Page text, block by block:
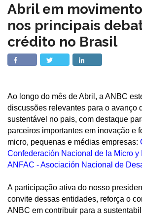
Abril em
nos principais
crédito no Brasil
Ao longo do mês de Abril, a ANBC
discussões relevantes para o avanço
sustentável no pais, com destaque
parceiros importantes em inovação e
micro, pequenas e médias empresas:
Confederación Nacional de la Micro y
ANFAC - Asociación Nacional de
A participação ativa do nosso
convite dessas entidades, reforça o
ANBC em contribuir para a